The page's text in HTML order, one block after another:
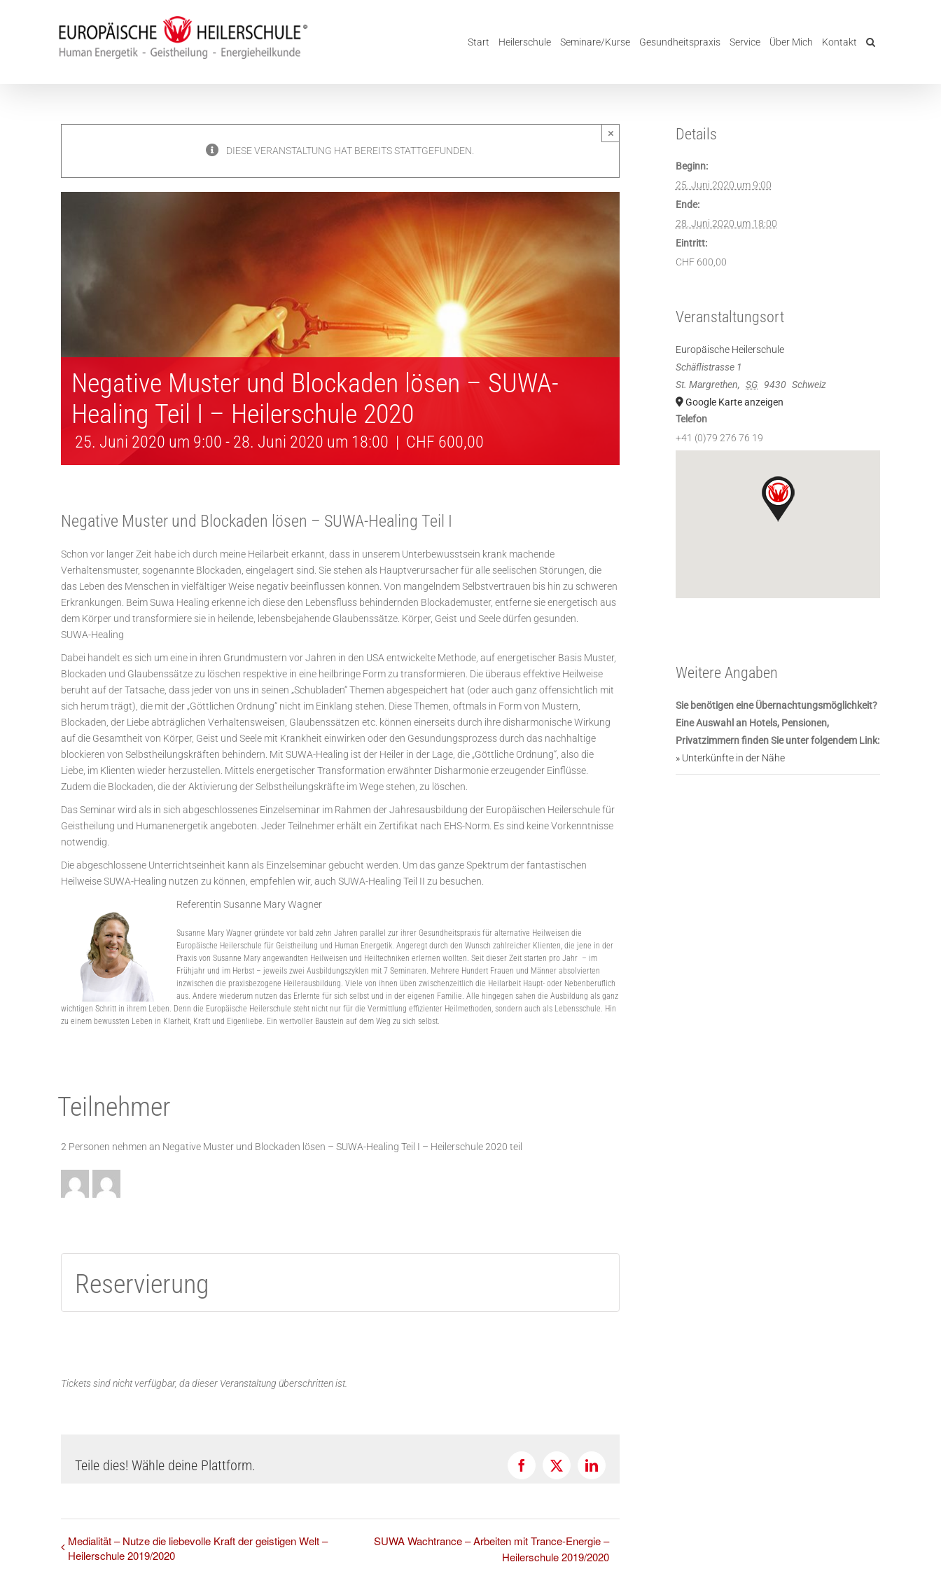
Start Heilerschule Seminare/Kurse Gesundheitspraxis Service Über Mich Kontakt
DIESE VERANSTALTUNG HAT BEREITS STATTGEFUNDEN.
×
Negative Muster und Blockaden lösen – SUWA-
Healing Teil I – Heilerschule 2020
25. Juni 2020 um 9:00 - 28. Juni 2020 um 18:00 | CHF 600,00
Negative Muster und Blockaden lösen – SUWA-Healing Teil I
Schon vor langer Zeit habe ich durch meine Heilarbeit erkannt, dass in unserem Unterbewusstsein krank machende
Verhaltensmuster, sogenannte Blockaden, eingelagert sind. Sie stehen als Hauptverursacher für alle seelischen Störungen, die
das Leben des Menschen in vielfältiger Weise negativ beeinflussen können. Von mangelndem Selbstvertrauen bis hin zu schweren
Erkrankungen. Beim Suwa Healing erkenne ich diese den Lebensfluss behindernden Blockademuster, entferne sie energetisch aus
dem Körper und transformiere sie in heilende, lebensbejahende Glaubenssätze. Körper, Geist und Seele dürfen gesunden.
SUWA-Healing
Dabei handelt es sich um eine in ihren Grundmustern vor Jahren in den USA entwickelte Methode, auf energetischer Basis Muster,
Blockaden und Glaubenssätze zu löschen respektive in eine heilbringe Form zu transformieren. Die überaus effektive Heilweise
beruht auf der Tatsache, dass jeder von uns in seinen „Schubladen“ Themen abgespeichert hat (oder auch ganz offensichtlich mit
sich herum trägt), die mit der „Göttlichen Ordnung“ nicht im Einklang stehen. Diese Themen, oftmals in Form von Mustern,
Blockaden, der Liebe abträglichen Verhaltensweisen, Glaubenssätzen etc. können einerseits durch ihre disharmonische Wirkung
auf die Gesamtheit von Körper, Geist und Seele mit Krankheit einwirken oder den Gesundungsprozess durch das nachhaltige
blockieren von Selbstheilungskräften behindern. Mit SUWA-Healing ist der Heiler in der Lage, die „Göttliche Ordnung“, also die
Liebe, im Klienten wieder herzustellen. Mittels energetischer Transformation erwähnter Disharmonie erzeugender Einflüsse.
Zudem die Blockaden, die der Aktivierung der Selbstheilungskräfte im Wege stehen, zu löschen.
Das Seminar wird als in sich abgeschlossenes Einzelseminar im Rahmen der Jahresausbildung der Europäischen Heilerschule für
Geistheilung und Humanenergetik angeboten. Jeder Teilnehmer erhält ein Zertifikat nach EHS-Norm. Es sind keine Vorkenntnisse
notwendig.
Die abgeschlossene Unterrichtseinheit kann als Einzelseminar gebucht werden. Um das ganze Spektrum der fantastischen
Heilweise SUWA-Healing nutzen zu können, empfehlen wir, auch SUWA-Healing Teil II zu besuchen.
Referentin Susanne Mary Wagner
Susanne Mary Wagner gründete vor bald zehn Jahren parallel zur ihrer Gesundheitspraxis für alternative Heilweisen die
Europäische Heilerschule für Geistheilung und Human Energetik. Angeregt durch den Wunsch zahlreicher Klienten, die jene in der
Praxis von Susanne Mary angewandten Heilweisen und Heiltechniken erlernen wollten. Seit dieser Zeit starten pro Jahr – im
Frühjahr und im Herbst – jeweils zwei Ausbildungszyklen mit 7 Seminaren. Mehrere Hundert Frauen und Männer absolvierten
inzwischen die praxisbezogene Heilerausbildung. Viele von ihnen üben zwischenzeitlich die Heilarbeit Haupt- oder Nebenberuflich
aus. Andere wiederum nutzen das Erlernte für sich selbst und in der eigenen Familie. Alle hingegen sahen die Ausbildung als ganz
wichtigen Schritt in ihrem Leben. Denn die Europäische Heilerschule steht nicht nur für die Vermittlung effizienter Heilmethoden, sondern auch als Lebensschule. Hin
zu einem bewussten Leben in Klarheit, Kraft und Eigenliebe. Ein wertvoller Baustein auf dem Weg zu sich selbst.
Teilnehmer
2 Personen nehmen an Negative Muster und Blockaden lösen – SUWA-Healing Teil I – Heilerschule 2020 teil
Reservierung
Tickets sind nicht verfügbar, da dieser Veranstaltung überschritten ist.
Teile dies! Wähle deine Plattform. Facebook
X LinkedIn
Medialität – Nutze die liebevolle Kraft der geistigen Welt –
Heilerschule 2019/2020
SUWA Wachtrance – Arbeiten mit Trance-Energie –
Heilerschule 2019/2020
Details
Beginn:
25. Juni 2020 um 9:00
Ende:
28. Juni 2020 um 18:00
Eintritt:
CHF 600,00
Veranstaltungsort
Europäische Heilerschule
Schäflistrasse 1
St. Margrethen, SG 9430 Schweiz
Google Karte anzeigen
Telefon
+41 (0)79 276 76 19
Weitere Angaben
Sie benötigen eine Übernachtungsmöglichkeit?
Eine Auswahl an Hotels, Pensionen,
Privatzimmern finden Sie unter folgendem Link:
» Unterkünfte in der Nähe